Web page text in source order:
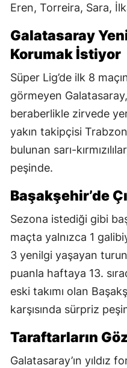
Eren, Torreira, Sara,
Galatasaray
Korumak İstiyor
Süper Lig’de ilk 8
görmeyen
beraberlikle zirvede
yakın takipçisi
bulunan sarı-
peşinde.
Başakşehir’de
Sezona istediği gibi
maçta yalnızca 1
3 yenilgi yaşayan
puanla haftaya 13.
eski takımı olan
karşısında sürpriz
Taraftarların
Galatasaray’ın yıldız